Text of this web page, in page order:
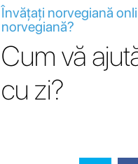
Învățați norvegiană
norvegiană?
Cum vă
cu zi?